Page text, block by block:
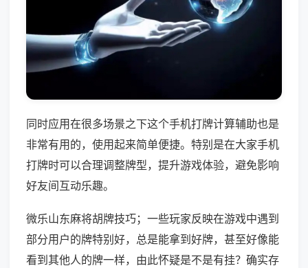
同时应用在很多场景之下这个手机打牌计算辅助也是
非常有用的，使用起来简单便捷。特别是在大家手机
打牌时可以合理调整牌型，提升游戏体验，避免影响
好友间互动乐趣。
微乐山东麻将胡牌技巧；一些玩家反映在游戏中遇到
部分用户的牌特别好，总是能拿到好牌，甚至好像能
看到其他人的牌一样，由此怀疑是不是有挂？确实存